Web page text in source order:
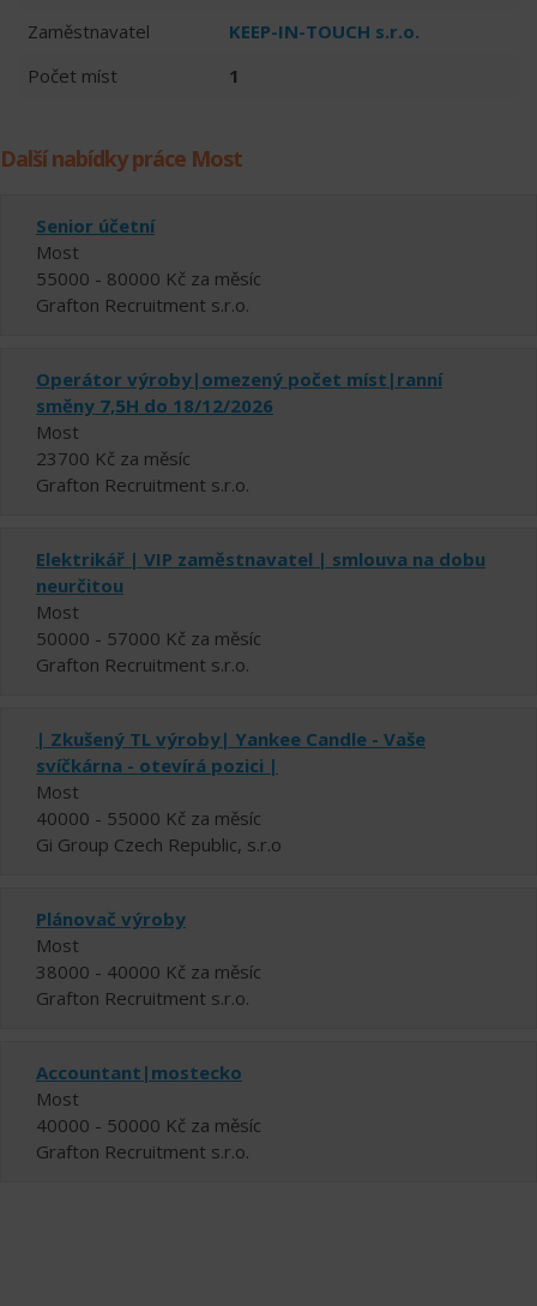
Zaměstnavatel
KEEP-IN-TOUCH s.r.o.
Počet míst
1
Další nabídky práce Most
Senior účetní
Most
55000 - 80000 Kč za měsíc
Grafton Recruitment s.r.o.
Operátor výroby|omezený počet míst|ranní
směny 7,5H do 18/12/2026
Most
23700 Kč za měsíc
Grafton Recruitment s.r.o.
Elektrikář | VIP zaměstnavatel | smlouva na dobu
neurčitou
Most
50000 - 57000 Kč za měsíc
Grafton Recruitment s.r.o.
| Zkušený TL výroby| Yankee Candle - Vaše
svíčkárna - otevírá pozici |
Most
40000 - 55000 Kč za měsíc
Gi Group Czech Republic, s.r.o
Plánovač výroby
Most
38000 - 40000 Kč za měsíc
Grafton Recruitment s.r.o.
Accountant|mostecko
Most
40000 - 50000 Kč za měsíc
Grafton Recruitment s.r.o.